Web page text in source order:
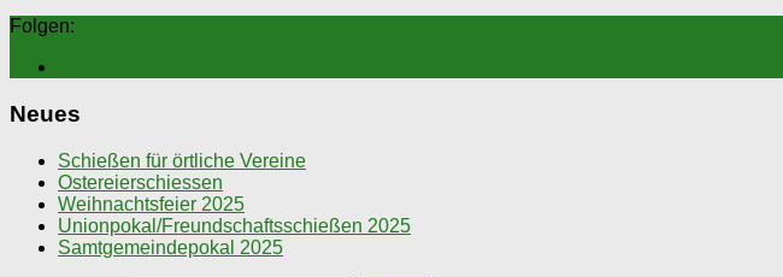
Folgen:
Neues
Schießen für örtliche Vereine
Ostereierschiessen
Weihnachtsfeier 2025
Unionpokal/Freundschaftsschießen 2025
Samtgemeindepokal 2025